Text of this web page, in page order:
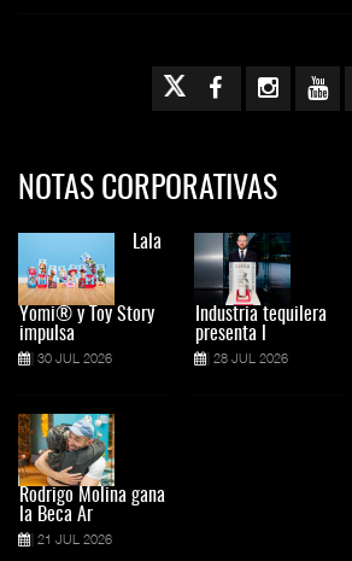
NOTAS CORPORATIVAS
Lala
Yomi® y Toy Story
impulsa
30 JUL 2026
Rodrigo Molina gana
la Beca Ar
21 JUL 2026
Industria tequilera
presenta l
28 JUL 2026